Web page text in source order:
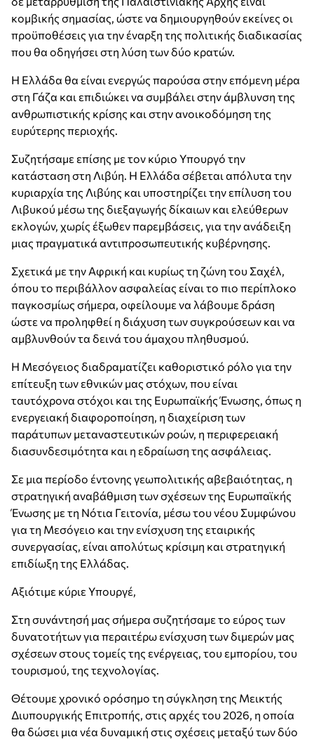
κομβικής σημασίας, ώστε να δημιουργηθούν εκείνες οι
προϋποθέσεις για την έναρξη της πολιτικής διαδικασίας
που θα οδηγήσει στη λύση των δύο κρατών.
Η Ελλάδα θα είναι ενεργώς παρούσα στην επόμενη μέρα
στη Γάζα και επιδιώκει να συμβάλει στην άμβλυνση της
ανθρωπιστικής κρίσης και στην ανοικοδόμηση της
ευρύτερης περιοχής.
Συζητήσαμε επίσης με τον κύριο Υπουργό την
κατάσταση στη Λιβύη. Η Ελλάδα σέβεται απόλυτα την
κυριαρχία της Λιβύης και υποστηρίζει την επίλυση του
Λιβυκού μέσω της διεξαγωγής δίκαιων και ελεύθερων
εκλογών, χωρίς έξωθεν παρεμβάσεις, για την ανάδειξη
μιας πραγματικά αντιπροσωπευτικής κυβέρνησης.
Σχετικά με την Αφρική και κυρίως τη ζώνη του Σαχέλ,
όπου το περιβάλλον ασφαλείας είναι το πιο περίπλοκο
παγκοσμίως σήμερα, οφείλουμε να λάβουμε δράση
ώστε να προληφθεί η διάχυση των συγκρούσεων και να
αμβλυνθούν τα δεινά του άμαχου πληθυσμού.
Η Μεσόγειος διαδραματίζει καθοριστικό ρόλο για την
επίτευξη των εθνικών μας στόχων, που είναι
ταυτόχρονα στόχοι και της Ευρωπαϊκής Ένωσης, όπως η
ενεργειακή διαφοροποίηση, η διαχείριση των
παράτυπων μεταναστευτικών ροών, η περιφερειακή
διασυνδεσιμότητα και η εδραίωση της ασφάλειας.
Σε μια περίοδο έντονης γεωπολιτικής αβεβαιότητας, η
στρατηγική αναβάθμιση των σχέσεων της Ευρωπαϊκής
Ένωσης με τη Νότια Γειτονία, μέσω του νέου Συμφώνου
για τη Μεσόγειο και την ενίσχυση της εταιρικής
συνεργασίας, είναι απολύτως κρίσιμη και στρατηγική
επιδίωξη της Ελλάδας.
Αξιότιμε κύριε Υπουργέ,
Στη συνάντησή μας σήμερα συζητήσαμε το εύρος των
δυνατοτήτων για περαιτέρω ενίσχυση των διμερών μας
σχέσεων στους τομείς της ενέργειας, του εμπορίου, του
τουρισμού, της τεχνολογίας.
Θέτουμε χρονικό ορόσημο τη σύγκληση της Μεικτής
Διυπουργικής Επιτροπής, στις αρχές του 2026, η οποία
θα δώσει μια νέα δυναμική στις σχέσεις μεταξύ των δύο